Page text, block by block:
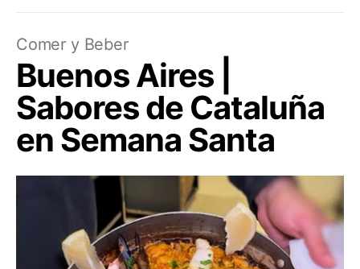
Comer y Beber
Buenos Aires |
Sabores de Cataluña
en Semana Santa